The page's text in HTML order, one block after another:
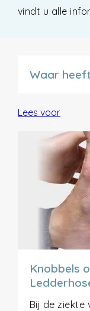
vindt u alle
Waar
Lees voor
Knobbels
Bij de ziekte